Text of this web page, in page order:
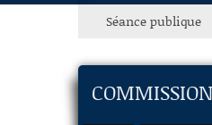
Séance publique